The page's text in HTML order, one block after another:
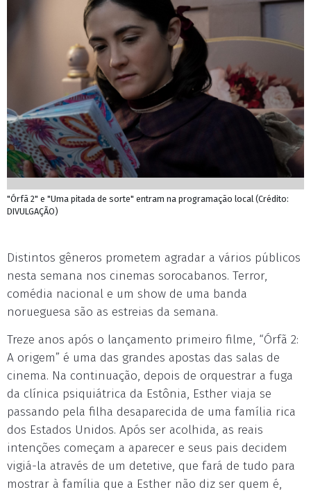
"Órfã 2" e "Uma pitada de sorte" entram na programação local (Crédito:
DIVULGAÇÃO)
Distintos gêneros prometem agradar a vários públicos
nesta semana nos cinemas sorocabanos. Terror,
comédia nacional e um show de uma banda
norueguesa são as estreias da semana.
Treze anos após o lançamento primeiro filme, “Órfã 2:
A origem” é uma das grandes apostas das salas de
cinema. Na continuação, depois de orquestrar a fuga
da clínica psiquiátrica da Estônia, Esther viaja se
passando pela filha desaparecida de uma família rica
dos Estados Unidos. Após ser acolhida, as reais
intenções começam a aparecer e seus pais decidem
vigiá-la através de um detetive, que fará de tudo para
mostrar à família que a Esther não diz ser quem é,